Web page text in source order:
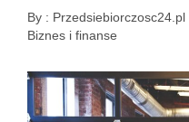
By : Przedsiebiorczosc24.pl
Biznes i finanse